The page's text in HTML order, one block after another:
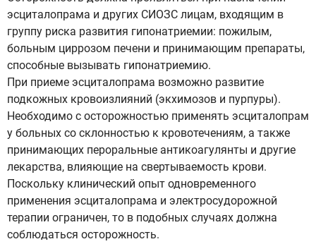
эсциталопрама и других СИОЗС лицам, входящим в
группу риска развития гипонатриемии: пожилым,
больным циррозом печени и принимающим препараты,
способные вызывать гипонатриемию.
При приеме эсциталопрама возможно развитие
подкожных кровоизлияний (экхимозов и пурпуры).
Необходимо с осторожностью применять эсциталопрам
у больных со склонностью к кровотечениям, а также
принимающих пероральные антикоагулянты и другие
лекарства, влияющие на свертываемость крови.
Поскольку клинический опыт одновременного
применения эсциталопрама и электросудорожной
терапии ограничен, то в подобных случаях должна
соблюдаться осторожность.